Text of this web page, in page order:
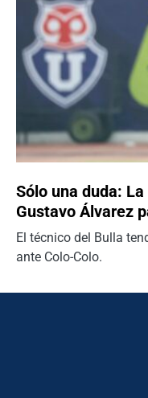
Sólo una duda:
Gustavo Álvarez
El técnico del Bulla
ante Colo-Colo.